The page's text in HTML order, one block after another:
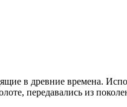
в древние времена.
передавались из